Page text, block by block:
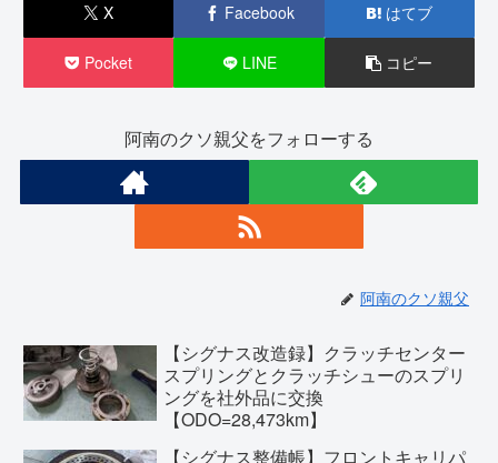
X Facebook はてブ
Pocket LINE コピー
阿南のクソ親父をフォローする
阿南のクソ親父
【シグナス改造録】クラッチセンター
スプリングとクラッチシューのスプリ
ングを社外品に交換
【ODO=28,473km】
【シグナス整備帳】フロントキャリパ